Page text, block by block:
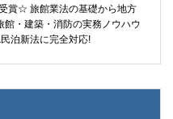
賞☆ 旅館業法の基礎から地方
・建築・消防の実務ノウハウ
泊新法に完全対応!